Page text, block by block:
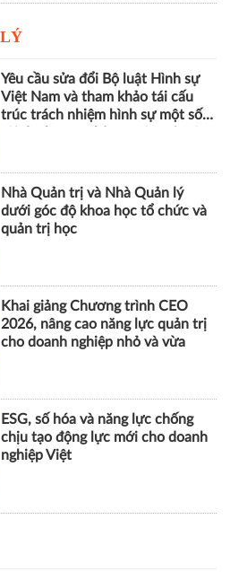
nhân tạo
Nhà Quản trị và Nhà Quản lý
dưới góc độ khoa học tổ chức và
quản trị học
Khai giảng Chương trình CEO
2026, nâng cao năng lực quản trị
cho doanh nghiệp nhỏ và vừa
ESG, số hóa và năng lực chống
chịu tạo động lực mới cho doanh
nghiệp Việt
Khu phố thương mại SOHO tại